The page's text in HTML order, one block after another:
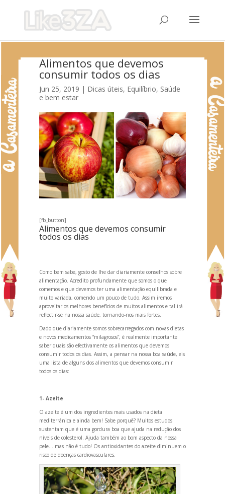
Alimentos que devemos
consumir todos os dias
Jun 25, 2019 | Dicas úteis, Equilíbrio, Saúde
e bem estar
[fb_button]
Alimentos que devemos consumir
todos os dias
Como bem sabe, gosto de lhe dar diariamente conselhos sobre
alimentação. Acredito profundamente que somos o que
comemos e que devemos ter uma alimentação equilibrada e
muito variada, comendo um pouco de tudo. Assim iremos
aproveitar os melhores benefícios de muitos alimentos e tal irá
reflectir-se na nossa saúde, tornando-nos mais fortes.
Dado que diariamente somos sobrecarregados com novas dietas
e novos medicamentos “milagrosos”, é realmente importante
saber quais são efectivamente os alimentos que devemos
consumir todos os dias. Assim, a pensar na nossa boa saúde, eis
uma lista de alguns dos alimentos que devemos consumir
todos os dias:
1- Azeite
O azeite é um dos ingredientes mais usados na dieta
mediterrânica e ainda bem! Sabe porquê? Muitos estudos
sustentam que é uma gordura boa que ajuda na redução dos
níveis de colesterol. Ajuda também ao bom aspecto da nossa
pele... mas não é tudo! Os antioxidantes do azeite diminuem o
risco de doenças cardiovasculares.